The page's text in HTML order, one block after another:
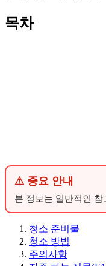
목차
⚠ 중요 안내
본 정보는 일반적인
청소 준비물
청소 방법
주의사항